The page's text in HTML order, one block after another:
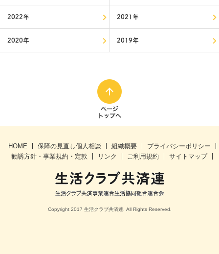
2022年 2021年
2020年 2019年
HOME 保障の見直し個人相談 組織概要
プライバシーポリシー
勧誘方針・事業規約・定款
リンク ご利⽤規約 サイトマップ
Copyright 2017 生活クラブ共済連. All Rights Reserved.